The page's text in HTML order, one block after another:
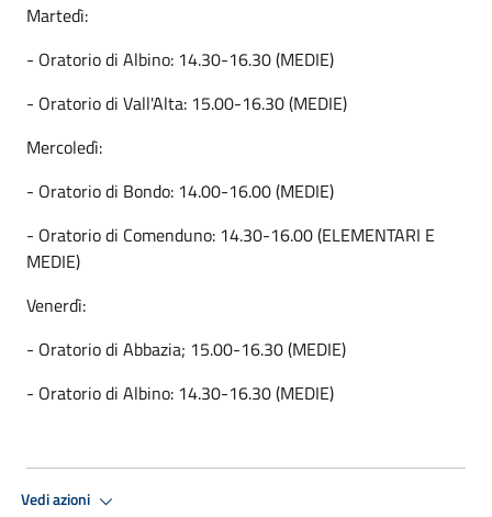
Martedì:
- Oratorio di Albino: 14.30-16.30 (MEDIE)
- Oratorio di Vall'Alta: 15.00-16.30 (MEDIE)
Mercoledì:
- Oratorio di Bondo: 14.00-16.00 (MEDIE)
- Oratorio di Comenduno: 14.30-16.00 (ELEMENTARI E
MEDIE)
Venerdì:
- Oratorio di Abbazia; 15.00-16.30 (MEDIE)
- Oratorio di Albino: 14.30-16.30 (MEDIE)
Vedi azioni